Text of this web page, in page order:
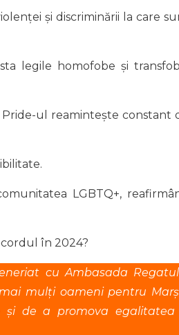
și discriminării la care
legile homofobe și
ul reamintește constant
LGBTQ+,
în 2024?
cu Ambasada
mulți oameni pentru
și de a promova egalitatea